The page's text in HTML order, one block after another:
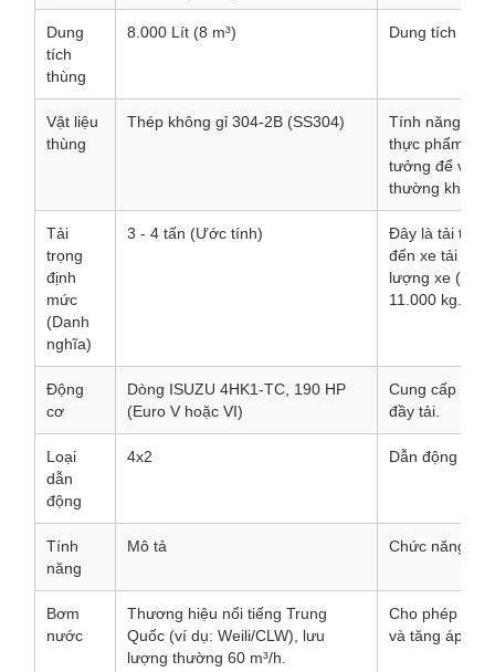
Dung
tích
thùng
8.000 Lít (8 m³) Dung tích đã
Vật liệu
thùng
Thép không gỉ 304-2B (SS304)
Tính năng
thực phẩm có
tưởng để vận
thường
Tải
trọng
định
mức
(Danh
nghĩa)
3 - 4 tấn (Ước tính)
Đây là tải
đến xe tải
lượng xe
11.000 kg.
Động
cơ
Dòng ISUZU 4HK1-TC, 190 HP
(Euro V hoặc VI)
Cung cấp đủ
đầy tải.
Loại
dẫn
động
4x2 Dẫn động hai
Tính
năng
Mô tả Chức năng
Bơm
nước
Thương hiệu nổi tiếng Trung
Quốc (ví dụ: Weili/CLW), lưu
lượng thường 60 m³/h.
Cho phép tự
và tăng áp hệ